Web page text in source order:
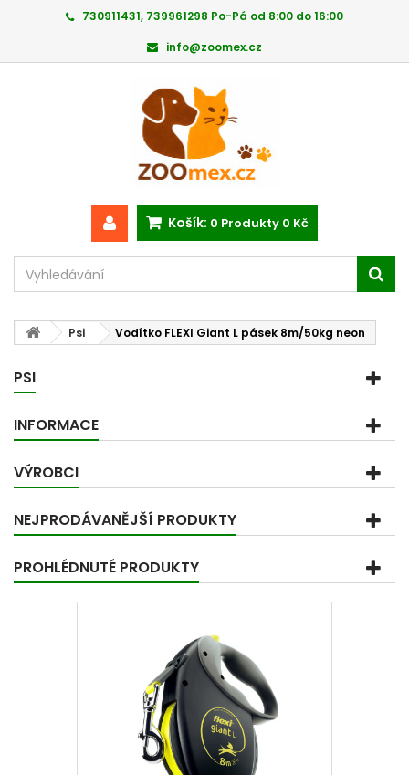
730911431, 739961298 Po-Pá od 8:00 do 16:00
info@zoomex.cz
Košík: 0 Produkty 0 Kč
Psi Vodítko FLEXI Giant L pásek 8m/50kg neon
PSI
INFORMACE
VÝROBCI
NEJPRODÁVANĚJŠÍ PRODUKTY
PROHLÉDNUTÉ PRODUKTY